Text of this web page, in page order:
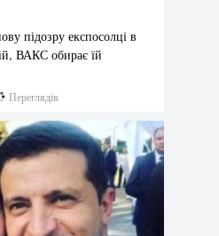
підозру експосолці в
ВАКС обирає їй
Переглядів